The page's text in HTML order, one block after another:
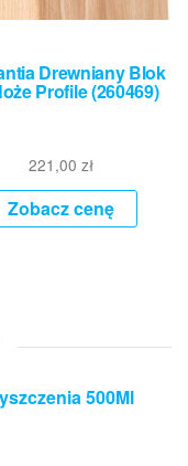
Drewniany Blok
Profile (260469)
221,00zł
Zobacz cenę
500Ml